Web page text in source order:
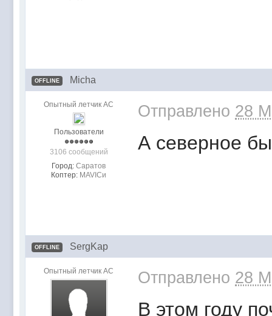
OFFLINE Micha
Опытный летчик АС
Пользователи
3106 сообщений
Город: Саратов
Коптер: MAVICи
Отправлено 28
А северное
OFFLINE SergKap
Опытный летчик АС Отправлено 28
В этом году